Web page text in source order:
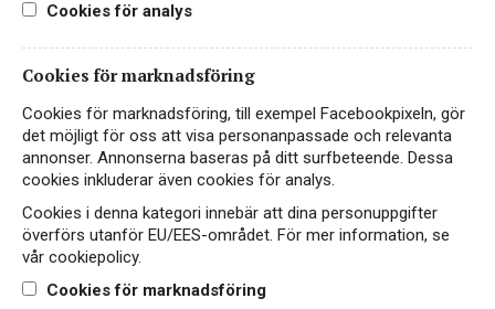
Cookies för analys
Cookies för marknadsföring
Cookies för marknadsföring, till exempel Facebookpixeln, gör
det möjligt för oss att visa personanpassade och relevanta
annonser. Annonserna baseras på ditt surfbeteende. Dessa
cookies inkluderar även cookies för analys.
Cookies i denna kategori innebär att dina personuppgifter
överförs utanför EU/EES-området. För mer information, se
vår cookiepolicy.
Cookies för marknadsföring